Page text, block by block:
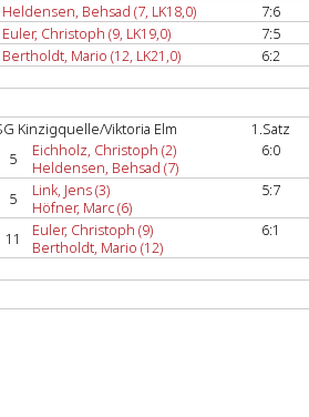
Heldensen, Behsad (7, LK18,0) 7:6
Euler, Christoph (9, LK19,0) 7:5
Bertholdt, Mario (12, LK21,0) 6:2
Kinzigquelle/Viktoria Elm 1.Satz
5
Eichholz, Christoph (2)
Heldensen, Behsad (7)
6:0
5
Link, Jens (3)
Höfner, Marc (6)
5:7
11
Euler, Christoph (9)
Bertholdt, Mario (12)
6:1